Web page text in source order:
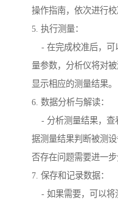
操作指南，依次进行校
5. 执行测量：
- 在完成校准后，可
量参数，分析仪将对
显示相应的测量结果。
6. 数据分析与解读：
- 分析测量结果，查
据测量结果判断被测
否存在问题需要进一步
7. 保存和记录数据：
- 如果需要，可以将